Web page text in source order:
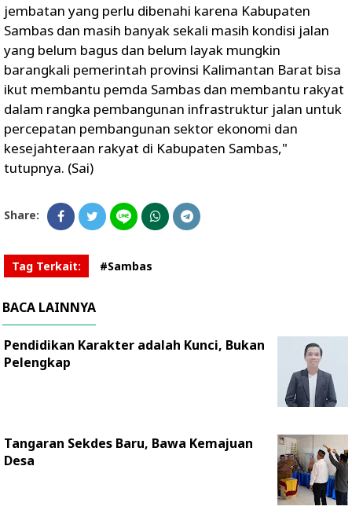
jembatan yang perlu dibenahi karena Kabupaten
Sambas dan masih banyak sekali masih kondisi jalan
yang belum bagus dan belum layak mungkin
barangkali pemerintah provinsi Kalimantan Barat bisa
ikut membantu pemda Sambas dan membantu rakyat
dalam rangka pembangunan infrastruktur jalan untuk
percepatan pembangunan sektor ekonomi dan
kesejahteraan rakyat di Kabupaten Sambas,"
tutupnya. (Sai)
Share:
Tag Terkait: #Sambas
BACA LAINNYA
Pendidikan Karakter adalah Kunci, Bukan
Pelengkap
Tangaran Sekdes Baru, Bawa Kemajuan
Desa